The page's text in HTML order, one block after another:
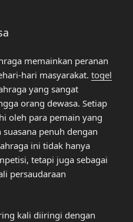
memainkan peranan
hari masyarakat. togel
yang sangat
orang dewasa. Setiap
oleh para pemain yang
penuh dengan
ini tidak hanya
tetapi juga sebagai
persaudaraan
kali diiringi dengan